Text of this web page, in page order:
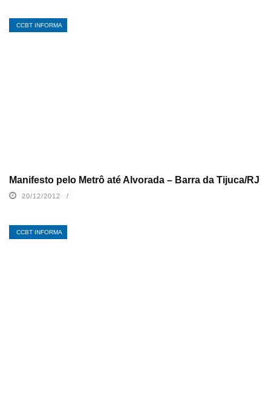
CCBT INFORMA
Manifesto pelo Metrô até Alvorada – Barra da Tijuca/RJ
20/12/2012
CCBT INFORMA